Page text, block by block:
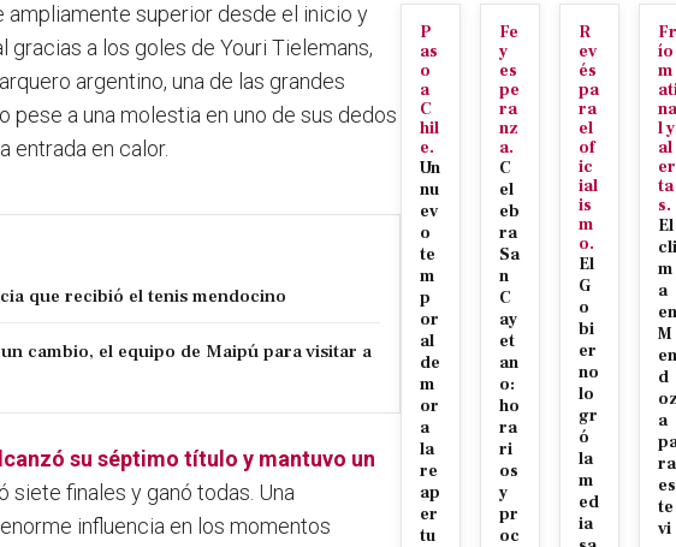
ampliamente superior desde el inicio y
a los goles de Youri Tielemans,
argentino, una de las grandes
pese a una molestia en uno de sus dedos
entrada en calor.
que recibió el tenis mendocino
cambio, el equipo de Maipú para visitar a
su séptimo título y mantuvo un
siete finales y ganó todas . Una
influencia en los momentos
P
as
o
a
C
hil
e.
Un
nu
ev
o
te
m
p
or
al
de
m
or
a
la
re
ap
er
tu
Fe
y
es
pe
ra
nz
a.
C
el
eb
ra
Sa
n
C
ay
et
an
o:
ho
ra
ri
os
y
pr
oc
R
ev
és
pa
ra
el
of
ic
ial
is
m
o.
El
G
o
bi
er
no
lo
gr
ó
la
m
ed
ia
Fr
ío
m
na
l y
al
er
ta
s.
El
cli
m
a
en
M
en
d
a
ra
es
te
vi